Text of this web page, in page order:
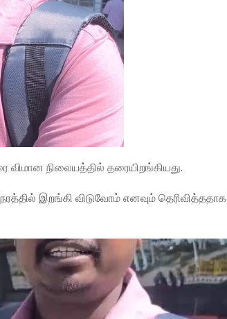
விமான நிலையத்தில் தரையிறங்கியது.
இறங்கி விடுவோம் எனவும் தெரிவித்ததாக